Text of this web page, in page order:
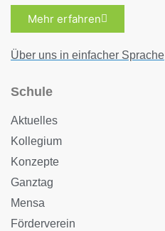
Mehr erfahren
Über uns in einfacher Sprache
Schule
Aktuelles
Kollegium
Konzepte
Ganztag
Mensa
Förderverein